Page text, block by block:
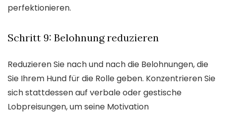
perfektionieren.
Schritt 9: Belohnung reduzieren
Reduzieren Sie nach und nach die Belohnungen, die
Sie Ihrem Hund für die Rolle geben. Konzentrieren Sie
sich stattdessen auf verbale oder gestische
Lobpreisungen, um seine Motivation